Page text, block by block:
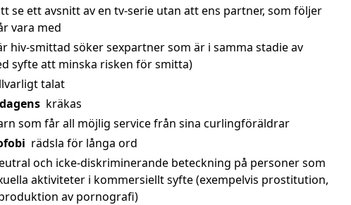
se ett avsnitt av en tv-serie utan att ens partner, som följer
vara med
hiv-smittad söker sexpartner som är i samma stadie av
syfte att minska risken för smitta)
talat
kräkas
som får all möjlig service från sina curlingföräldrar
rädsla för långa ord
och icke-diskriminerande beteckning på personer som
aktiviteter i kommersiellt syfte (exempelvis prostitution,
av pornografi)